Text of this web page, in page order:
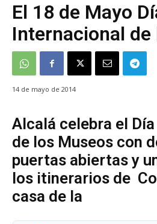
El 18 de Mayo
Internacional de
14 de mayo de 2014
Alcalá celebra el
de los Museos con
puertas abiertas y
los itinerarios de
casa de la